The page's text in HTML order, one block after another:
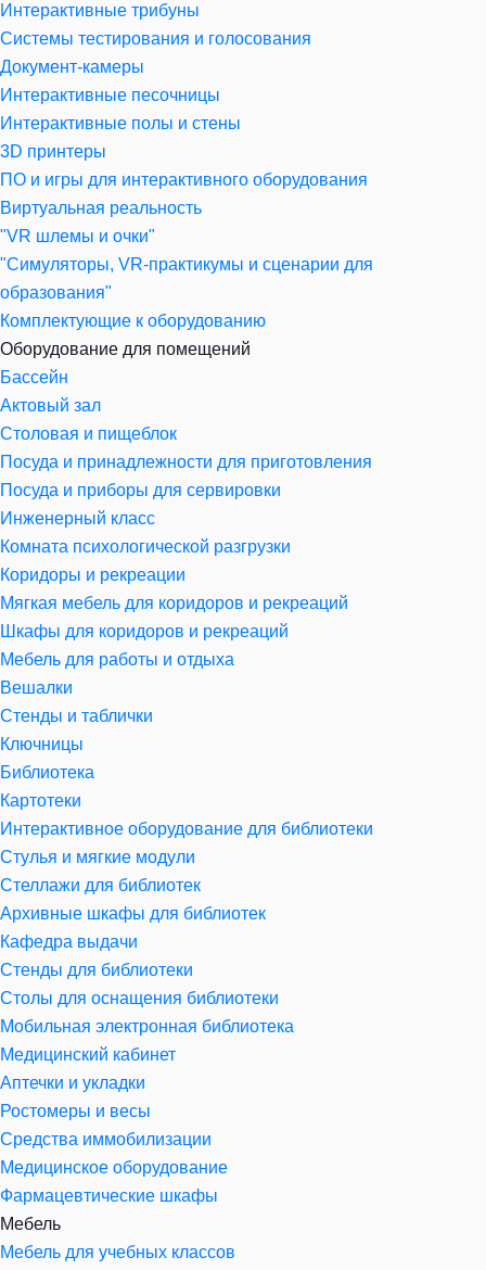
Интерактивные трибуны
Системы тестирования и голосования
Документ-камеры
Интерактивные песочницы
Интерактивные полы и стены
3D принтеры
ПО и игры для интерактивного оборудования
Виртуальная реальность
"VR шлемы и очки"
"Симуляторы, VR-практикумы и сценарии для
образования"
Комплектующие к оборудованию
Оборудование для помещений
Бассейн
Актовый зал
Столовая и пищеблок
Посуда и принадлежности для приготовления
Посуда и приборы для сервировки
Инженерный класс
Комната психологической разгрузки
Коридоры и рекреации
Мягкая мебель для коридоров и рекреаций
Шкафы для коридоров и рекреаций
Мебель для работы и отдыха
Вешалки
Стенды и таблички
Ключницы
Библиотека
Картотеки
Интерактивное оборудование для библиотеки
Стулья и мягкие модули
Стеллажи для библиотек
Архивные шкафы для библиотек
Кафедра выдачи
Стенды для библиотеки
Столы для оснащения библиотеки
Мобильная электронная библиотека
Медицинский кабинет
Аптечки и укладки
Ростомеры и весы
Средства иммобилизации
Медицинское оборудование
Фармацевтические шкафы
Мебель
Мебель для учебных классов